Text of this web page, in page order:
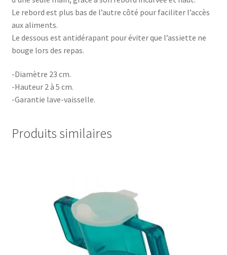
Le rebord est plus bas de l’autre côté pour faciliter l’accès
aux aliments.
Le dessous est antidérapant pour éviter que l’assiette ne
bouge lors des repas.
-Diamètre 23 cm.
-Hauteur 2 à 5 cm.
-Garantie lave-vaisselle.
Produits similaires